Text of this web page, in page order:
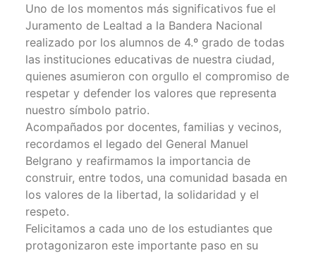
Uno de los momentos más significativos fue el
Juramento de Lealtad a la Bandera Nacional
realizado por los alumnos de 4.º grado de todas
las instituciones educativas de nuestra ciudad,
quienes asumieron con orgullo el compromiso de
respetar y defender los valores que representa
nuestro símbolo patrio.
Acompañados por docentes, familias y vecinos,
recordamos el legado del General Manuel
Belgrano y reafirmamos la importancia de
construir, entre todos, una comunidad basada en
los valores de la libertad, la solidaridad y el
respeto.
Felicitamos a cada uno de los estudiantes que
protagonizaron este importante paso en su